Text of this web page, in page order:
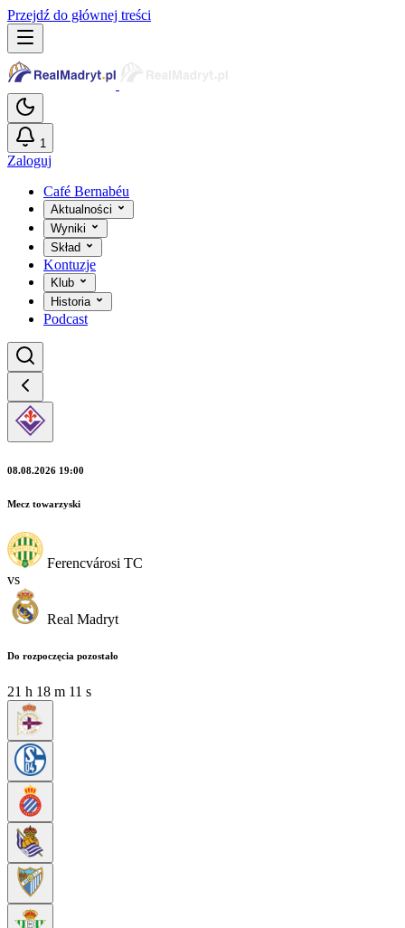
Przejdź do głównej treści
1
Zaloguj
Café Bernabéu
Aktualności
Wyniki
Skład
Kontuzje
Klub
Historia
Podcast
08.08.2026 19:00
Mecz towarzyski
Ferencvárosi TC
vs
Real Madryt
Do rozpoczęcia pozostało
21 h 18 m 11 s